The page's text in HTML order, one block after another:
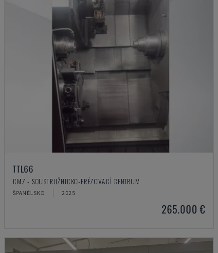
TTL66
CMZ - SOUSTRUŽNICKO-FRÉZOVACÍ CENTRUM
ŠPANĚLSKO 2025
265.000 €